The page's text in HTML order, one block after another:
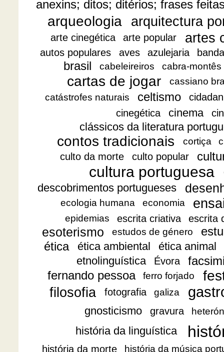
anexins; ditos; ditérios; frases
arqueologia arquitectura
arte cinegética arte popular artes
autos populares aves azulejaria
brasil cabeleireiros cabra-montês
cartas de jogar
cassiano
catástrofes naturais
celtismo
cinegética
cinema
clássicos da literatura
contos tradicionais cortiça
culto da morte culto popular
cultura portuguesa
descobrimentos portugueses
ecologia humana economia
epidemias escrita criativa escrita
esoterismo estudos de género
ética
ética ambiental
ética animal
etnolinguística
Évora
fernando pessoa
ferro forjado
filosofia
fotografia galiza
gnosticismo gravura
história da linguística
história da morte história da música